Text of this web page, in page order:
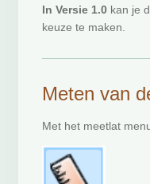
In Versie 1.0 kan je
keuze te maken.
Meten van
Met het meetlat